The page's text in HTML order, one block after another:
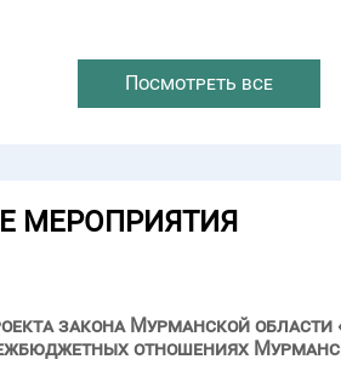
Посмотреть все
МЕРОПРИЯТИЯ
закона Мурманской
отношениях